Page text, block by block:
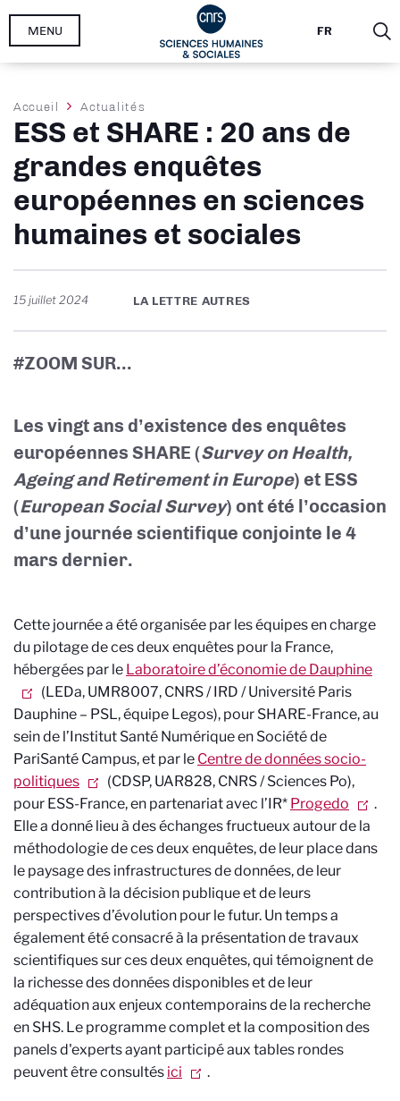
Aller
FR
MENU
Fil
d'Ariane
Accueil Actualités
ESS et SHARE : 20 ans de
grandes enquêtes
européennes en sciences
humaines et sociales
15 juillet 2024 LA LETTRE AUTRES
#ZOOM SUR...
Les vingt ans d’existence des enquêtes
européennes SHARE (Survey on Health,
Ageing and Retirement in Europe) et ESS
(European Social Survey) ont été l’occasion
d’une journée scientifique conjointe le 4
mars dernier.
Cette journée a été organisée par les équipes en charge
du pilotage de ces deux enquêtes pour la France,
hébergées par le Laboratoire d’économie de Dauphine
(LEDa, UMR8007, CNRS / IRD / Université Paris
Dauphine – PSL, équipe Legos), pour SHARE-France, au
sein de l’Institut Santé Numérique en Société de
PariSanté Campus, et par le Centre de données socio-
politiques
(CDSP, UAR828, CNRS / Sciences Po),
pour ESS-France, en partenariat avec l’IR* Progedo
.
Elle a donné lieu à des échanges fructueux autour de la
méthodologie de ces deux enquêtes, de leur place dans
le paysage des infrastructures de données, de leur
contribution à la décision publique et de leurs
perspectives d’évolution pour le futur. Un temps a
également été consacré à la présentation de travaux
scientifiques sur ces deux enquêtes, qui témoignent de
la richesse des données disponibles et de leur
adéquation aux enjeux contemporains de la recherche
en SHS. Le programme complet et la composition des
panels d'experts ayant participé aux tables rondes
peuvent être consultés ici .